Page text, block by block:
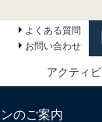
よくある質問
お問い合わせ
アクティ
のご案内